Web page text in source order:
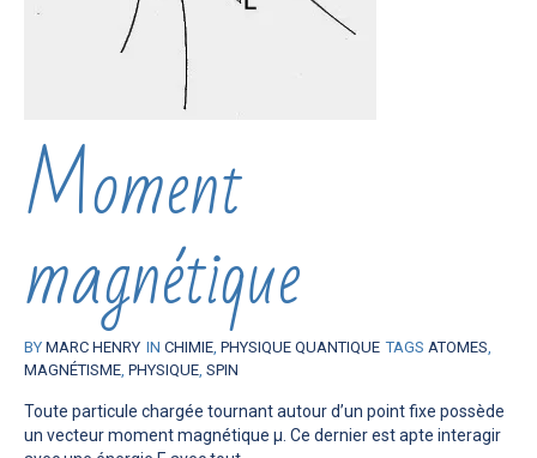
Moment
magnétique
BY MARC HENRY IN CHIMIE, PHYSIQUE QUANTIQUE TAGS ATOMES,
MAGNÉTISME, PHYSIQUE, SPIN
Toute particule chargée tournant autour d’un point fixe possède
un vecteur moment magnétique µ. Ce dernier est apte interagir